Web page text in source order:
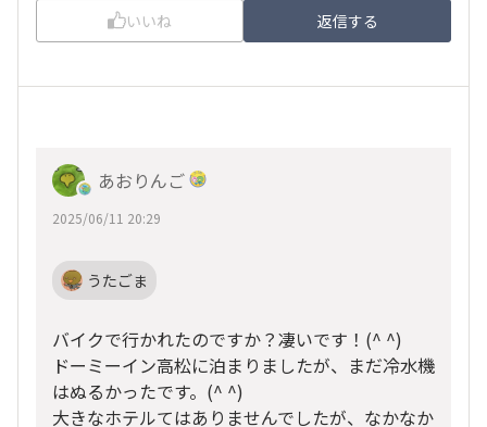
いいね 返信する
あおりんご
2025/06/11 20:29
うたごま
バイクで行かれたのですか？凄いです！(^ ^)
ドーミーイン高松に泊まりましたが、まだ冷水機
はぬるかったです。(^ ^)
大きなホテルてはありませんでしたが、なかなか